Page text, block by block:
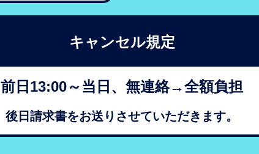
キャンセル規定
前日13:00～当日、無連絡→全額負担
後日請求書をお送りさせていただきます。